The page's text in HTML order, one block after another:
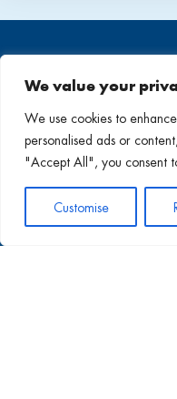
We value your
We use cookies to
personalised ads or
"Accept All", you consent
Customise
BW INDUSTRIAL
Trụ sở chính